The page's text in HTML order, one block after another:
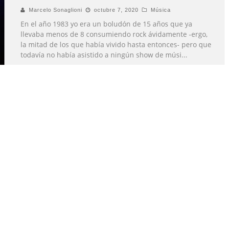
Marcelo Sonaglioni octubre 7, 2020 Música
En el año 1983 yo era un boludón de 15 años que ya
llevaba menos de 8 consumiendo rock ávidamente -ergo,
la mitad de los que había vivido hasta entonces- pero que
todavía no había asistido a ningún show de músi...